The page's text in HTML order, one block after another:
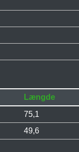
Længde
75,1
49,6